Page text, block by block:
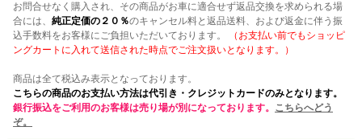
お問合せなく購入され、その商品がお車に適合せず返品交換を求められる場
合には、 純正定価の２０％のキャンセル料と返品送料、および返金に伴う振
込手数料をお客様にご負担いただいております。
（お支払い前でもショッピ
ングカートに入れて送信された時点でご注文扱いとなります。）
商品は全て税込み表示となっております。
こちらの商品のお支払い方法は代引き・クレジットカードのみとなります。
銀行振込をご利用のお客様は売り場が別になっております。 こちらへどう
ぞ。